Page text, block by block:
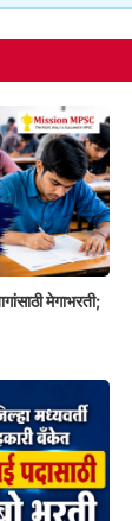
मेगाभरती;